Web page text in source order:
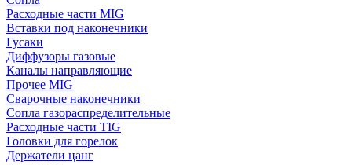
Расходные части MIG
Вставки под наконечники
Гусаки
Диффузоры газовые
Каналы направляющие
Прочее MIG
Сварочные наконечники
Сопла газораспределительные
Расходные части TIG
Головки для горелок
Держатели цанг